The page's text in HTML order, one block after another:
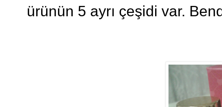
ürünün 5 ayrı çeşidi var.